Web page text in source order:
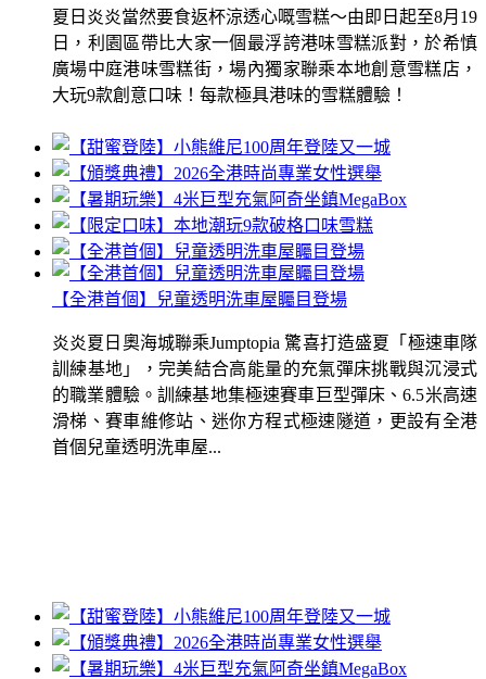
夏日炎炎當然要食返杯涼透心嘅雪糕～由即日起至8月19
日，利園區帶比大家一個最浮誇港味雪糕派對，於希慎
廣場中庭港味雪糕街，場內獨家聯乘本地創意雪糕店，
大玩9款創意口味！每款極具港味的雪糕體驗！
【全港首個】兒童透明洗車屋矚目登場
炎炎夏日奧海城聯乘Jumptopia 驚喜打造盛夏「極速車隊
訓練基地」，完美結合高能量的充氣彈床挑戰與沉浸式
的職業體驗。訓練基地集極速賽車巨型彈床、6.5米高速
滑梯、賽車維修站、迷你方程式極速隧道，更設有全港
首個兒童透明洗車屋...